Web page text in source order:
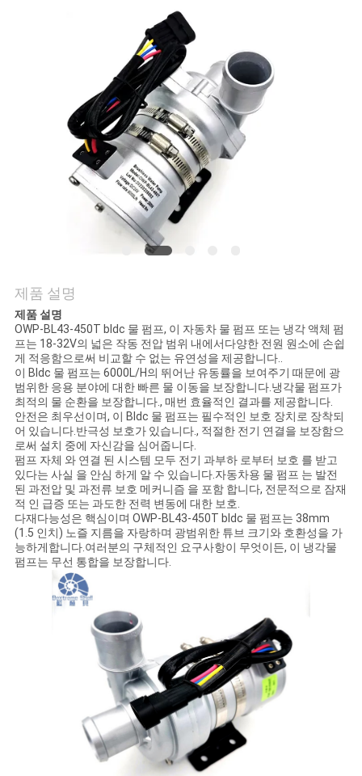
락
처
뉴
스
모
든
케
이
제품 설명
제품 설명
OWP-BL43-450T bldc 물 펌프, 이 자동차 물 펌프 또는 냉각 액체 펌
프는 18-32V의 넓은 작동 전압 범위 내에서다양한 전원 원소에 손쉽
게 적응함으로써 비교할 수 없는 유연성을 제공합니다..
이 Bldc 물 펌프는 6000L/H의 뛰어난 유동률을 보여주기 때문에 광
범위한 응용 분야에 대한 빠른 물 이동을 보장합니다.냉각물 펌프가
최적의 물 순환을 보장합니다., 매번 효율적인 결과를 제공합니다.
안전은 최우선이며, 이 Bldc 물 펌프는 필수적인 보호 장치로 장착되
어 있습니다.반극성 보호가 있습니다., 적절한 전기 연결을 보장함으
로써 설치 중에 자신감을 심어줍니다.
펌프 자체 와 연결 된 시스템 모두 전기 과부하 로부터 보호 를 받고
있다는 사실 을 안심 하게 알 수 있습니다.자동차용 물 펌프 는 발전
된 과전압 및 과전류 보호 메커니즘 을 포함 합니다, 전문적으로 잠재
적 인 급증 또는 과도한 전력 변동에 대한 보호.
다재다능성은 핵심이며 OWP-BL43-450T bldc 물 펌프는 38mm
(1.5 인치) 노즐 지름을 자랑하며 광범위한 튜브 크기와 호환성을 가
능하게합니다.여러분의 구체적인 요구사항이 무엇이든, 이 냉각물
펌프는 무선 통합을 보장합니다.